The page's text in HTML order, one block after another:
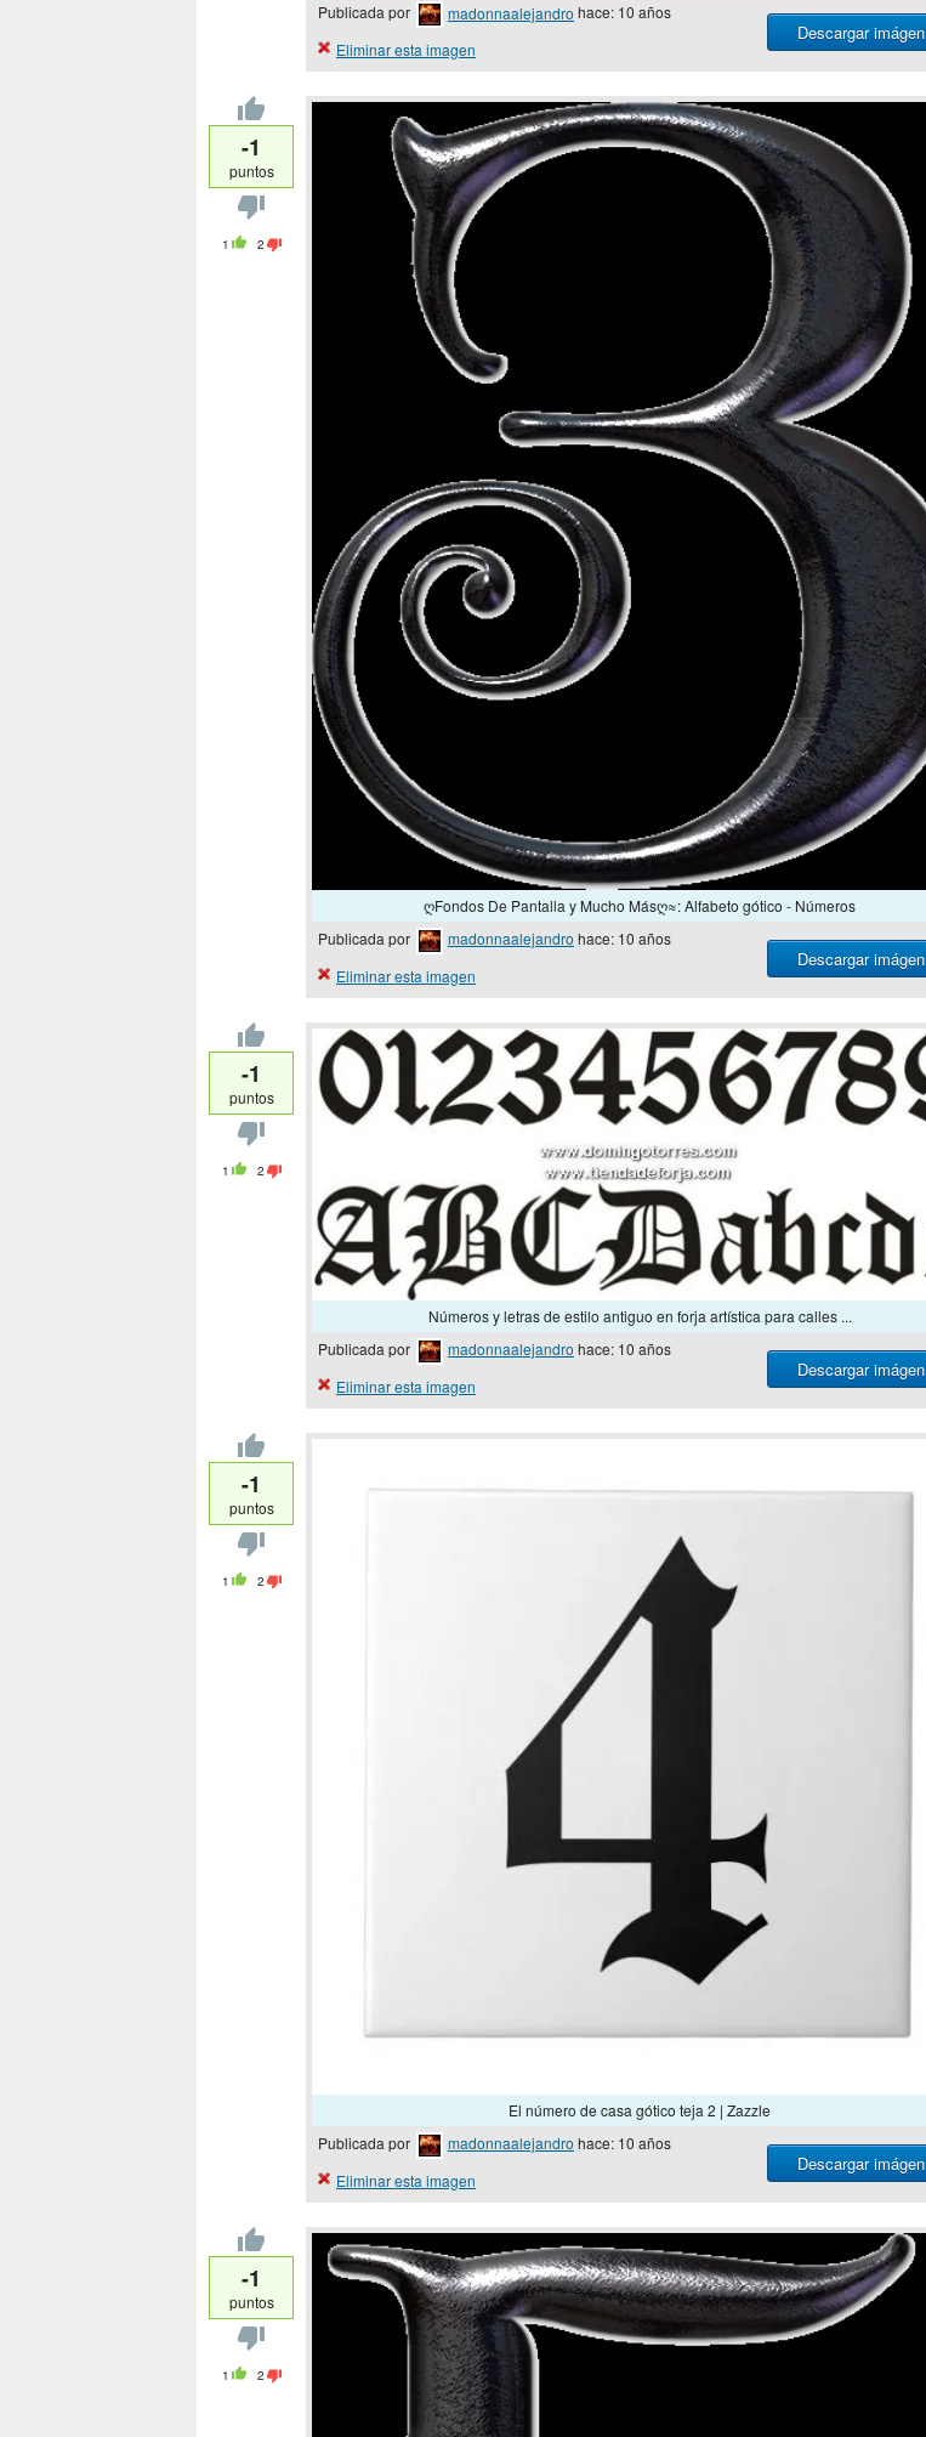
Descargar imágen
Publicada por madonnaalejandro hace: 10 años
Eliminar esta imagen
-1
puntos
1 2
ღFondos De Pantalla y Mucho Másღ≈: Alfabeto gótico - Números
Descargar imágen
Publicada por madonnaalejandro hace: 10 años
Eliminar esta imagen
-1
puntos
1 2
Números y letras de estilo antiguo en forja artística para calles ...
Descargar imágen
Publicada por madonnaalejandro hace: 10 años
Eliminar esta imagen
-1
puntos
1 2
El número de casa gótico teja 2 | Zazzle
Descargar imágen
Publicada por madonnaalejandro hace: 10 años
Eliminar esta imagen
-1
puntos
1 2